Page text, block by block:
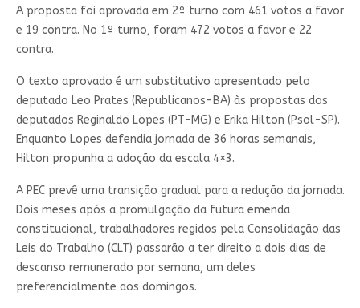
A proposta foi aprovada em 2º turno com 461 votos a favor
e 19 contra. No 1º turno, foram 472 votos a favor e 22
contra.
O texto aprovado é um substitutivo apresentado pelo
deputado Leo Prates (Republicanos-BA) às propostas dos
deputados Reginaldo Lopes (PT-MG) e Erika Hilton (Psol-SP).
Enquanto Lopes defendia jornada de 36 horas semanais,
Hilton propunha a adoção da escala 4×3.
A PEC prevê uma transição gradual para a redução da jornada.
Dois meses após a promulgação da futura emenda
constitucional, trabalhadores regidos pela Consolidação das
Leis do Trabalho (CLT) passarão a ter direito a dois dias de
descanso remunerado por semana, um deles
preferencialmente aos domingos.